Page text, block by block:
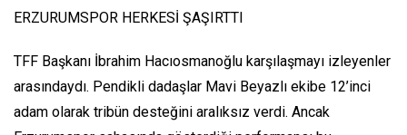
ERZURUMSPOR HERKESİ ŞAŞIRTTI
TFF Başkanı İbrahim Hacıosmanoğlu karşılaşmayı izleyenler
arasındaydı. Pendikli dadaşlar Mavi Beyazlı ekibe 12’inci
adam olarak tribün desteğini aralıksız verdi. Ancak